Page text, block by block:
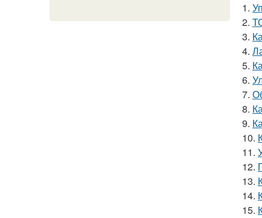
1.
2.
3.
4.
5.
6.
7.
8.
9.
10.
11.
12.
13.
14.
15.